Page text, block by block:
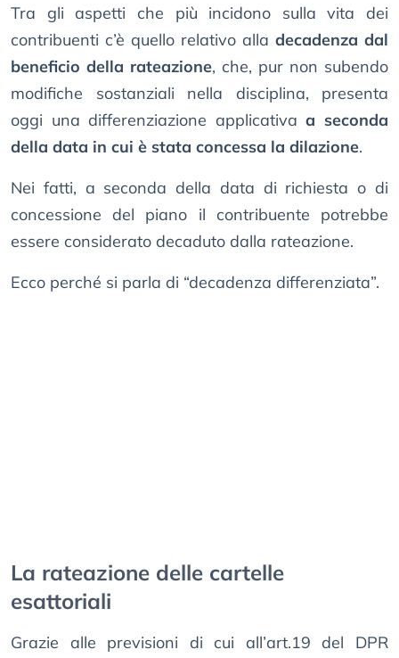
Tra gli aspetti che più incidono sulla vita dei
contribuenti c’è quello relativo alla decadenza dal
beneficio della rateazione, che, pur non subendo
modifiche sostanziali nella disciplina, presenta
oggi una differenziazione applicativaa seconda
della data in cui è stata concessa la dilazione.
Nei fatti, a seconda della data di richiesta o di
concessione del piano il contribuente potrebbe
essere considerato decaduto dalla rateazione.
Ecco perché si parla di “decadenza differenziata”.
La rateazione delle cartelle
esattoriali
Grazie alle previsioni di cui all’art.19 del DPR